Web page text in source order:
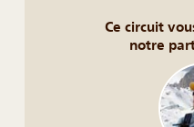
Ce circuit
notre